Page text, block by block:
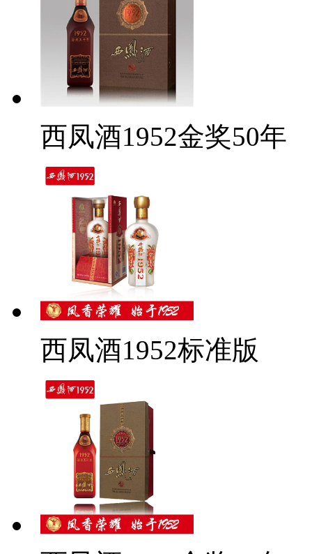
西凤酒1952金奖50年
西凤酒1952标准版